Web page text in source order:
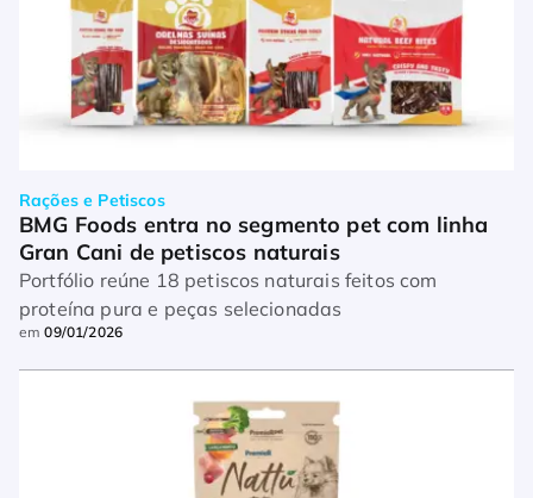
Rações e Petiscos
BMG Foods entra no segmento pet com linha
Gran Cani de petiscos naturais
Portfólio reúne 18 petiscos naturais feitos com
proteína pura e peças selecionadas
em09/01/2026